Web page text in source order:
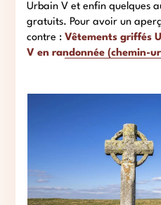
Urbain V et enfin quelques
gratuits. Pour avoir un
contre :Vêtements griffés
V en randonnée (chemin-